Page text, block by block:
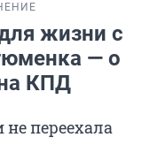
жизни с
— о
КПД
переехала